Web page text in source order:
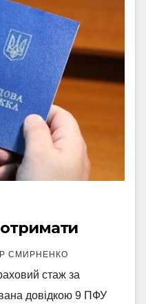
СМИРНЕНКО
стаж за
довідкою 9 ПФУ